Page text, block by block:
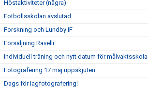
Höstaktiviteter (några)
Fotbollsskolan avslutad
Forskning och Lundby IF
Försäljning Ravelli
Individuell träning och nytt datum för målvaktsskola
Fotografering 17 maj uppskjuten
Dags för lagfotografering!